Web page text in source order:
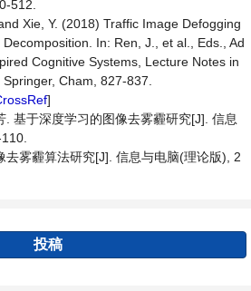
512.
Xie, Y. (2018) Traffic Image Defogging
In: Ren, J., et al., Eds., Ad
Cognitive Systems, Lecture Notes in
Cham, 827-837.
]
. 基于深度学习的图像去雾霾研究[J]. 信息
去雾霾算法研究[J]. 信息与电脑(理论版), 2
投稿